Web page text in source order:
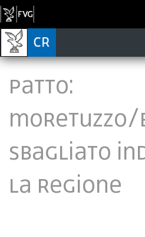
Patto:
Moretuzzo/
sbagliato
la Regione